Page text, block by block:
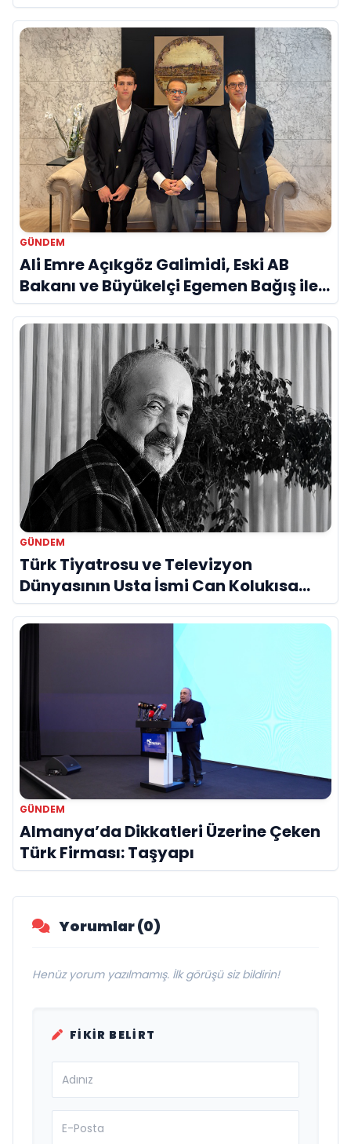
Savunma Sanayinde Küresel Vizyon
Vurgusu
GÜNDEM
Ali Emre Açıkgöz Galimidi, Eski AB
Bakanı ve Büyükelçi Egemen Bağış ile
Bir Araya Geldi
GÜNDEM
Türk Tiyatrosu ve Televizyon
Dünyasının Usta İsmi Can Kolukısa
Hayatını Kaybetti
GÜNDEM
Almanya’da Dikkatleri Üzerine Çeken
Türk Firması: Taşyapı
Yorumlar (0)
Henüz yorum yazılmamış. İlk görüşü siz bildirin!
FIKIR BELIRT